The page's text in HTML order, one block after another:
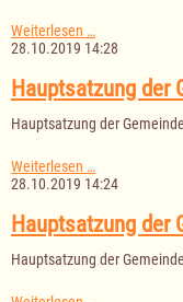
Weiterlesen …
der
Fredeburg
28.10.2019 14:28
Hauptsatzung der
Hauptsatzung der
Weiterlesen …
der
Mustin
28.10.2019 14:24
Hauptsatzung der
Hauptsatzung der